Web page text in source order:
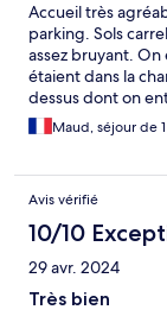
Accueil très
parking. Sols
assez bruyant. On
étaient dans la
dessus dont on
de bain propre,
Maud, séjour de
Avis vérifié
10/10
29 avr. 2024
Très bien